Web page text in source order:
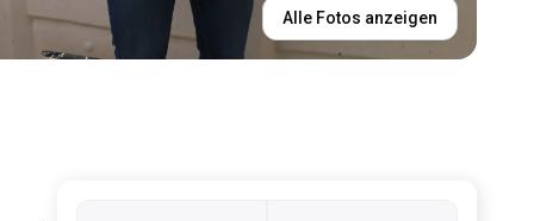
Alle Fotos anzeigen